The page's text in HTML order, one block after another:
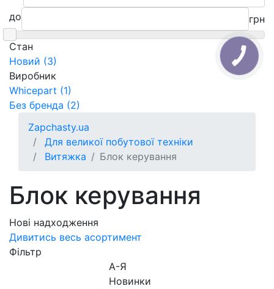
до
грн
Cтан
Новий (3)
Виробник
Whicepart (1)
Без бренда (2)
Zapchasty.ua
Для великої побутової техніки
Витяжка
Блок керування
Блок керування
Нові надходження
Дивитись весь асортимент
Фільтр
А-Я
Новинки